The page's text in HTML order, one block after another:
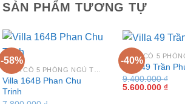
SẢN PHẨM TƯƠNG TỰ
-58%
Villa 164B Phan Chu
Trinh
-40%
Villa 49 Trần
9.400.000₫
Giá
5.600.000 ₫Giá